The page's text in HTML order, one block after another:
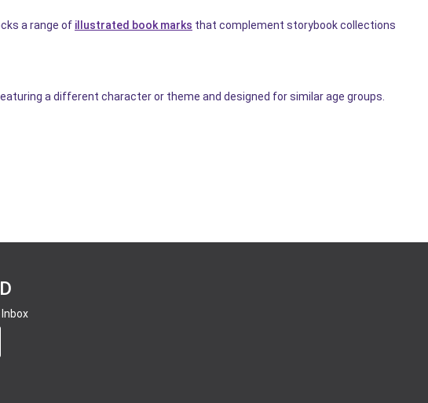
a range of illustrated book marks that complement storybook collections
a different character or theme and designed for similar age groups.